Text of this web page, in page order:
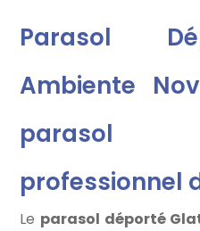
Parasol
Ambiente
professionnel
Le parasol déporté